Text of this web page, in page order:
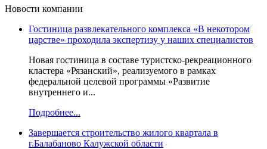
Новости компании
Гостиница развлекательного комплекса «В некотором
царстве» проходила экспертизу у наших специалистов
Новая гостиница в составе туристско-рекреационного
кластера «Рязанский», реализуемого в рамках
федеральной целевой программы «Развитие
внутреннего и...
Подробнее...
Завершается строительство жилого квартала в
г.Балабаново Калужской области